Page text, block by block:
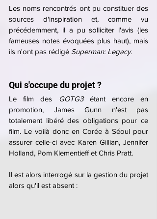
Les noms rencontrés ont pu constituer des
sources d'inspiration et, comme vu
précédemment, il a pu solliciter l'avis (les
fameuses notes évoquées plus haut), mais
ils n'ont pas rédigé Superman: Legacy.
Qui s'occupe du projet ?
Le film des GOTG3 étant encore en
promotion, James Gunn n'est pas
totalement libéré des obligations pour ce
film. Le voilà donc en Corée à Séoul pour
assurer celle-ci avec Karen Gillian, Jennifer
Holland, Pom Klementieff et Chris Pratt.
Il est alors interrogé sur la gestion du projet
alors qu'il est absent :